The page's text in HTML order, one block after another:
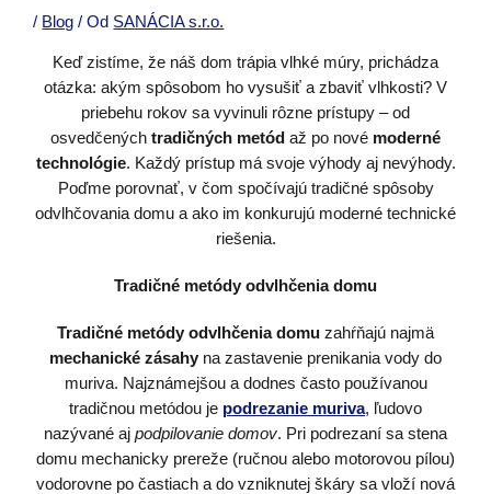
/ Blog / Od SANÁCIA s.r.o.
Keď zistíme, že náš dom trápia vlhké múry, prichádza
otázka: akým spôsobom ho vysušiť a zbaviť vlhkosti? V
priebehu rokov sa vyvinuli rôzne prístupy – od
osvedčených tradičných metód až po nové moderné
technológie. Každý prístup má svoje výhody aj nevýhody.
Poďme porovnať, v čom spočívajú tradičné spôsoby
odvlhčovania domu a ako im konkurujú moderné technické
riešenia.
Tradičné metódy odvlhčenia domu
Tradičné metódy odvlhčenia domu zahŕňajú najmä
mechanické zásahy na zastavenie prenikania vody do
muriva. Najznámejšou a dodnes často používanou
tradičnou metódou je podrezanie muriva, ľudovo
nazývané aj podpilovanie domov. Pri podrezaní sa stena
domu mechanicky prereže (ručnou alebo motorovou pílou)
vodorovne po častiach a do vzniknutej škáry sa vloží nová